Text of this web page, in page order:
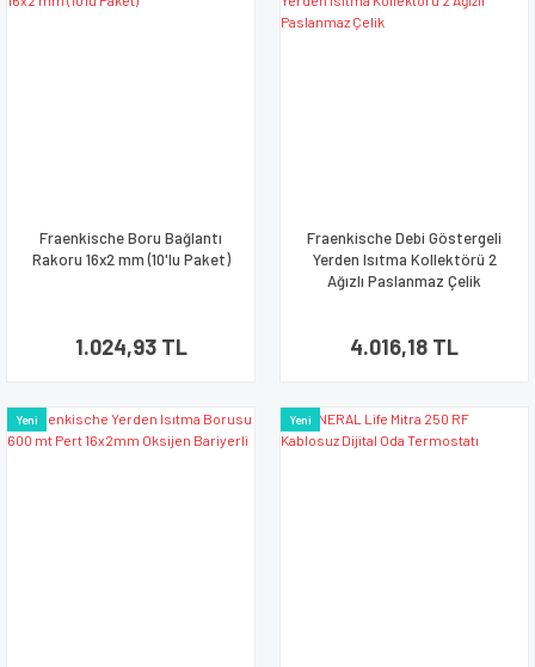
Fraenkische Boru Bağlantı
Rakoru 16x2 mm (10'lu Paket)
1.024,93 TL
Fraenkische Debi Göstergeli
Yerden Isıtma Kollektörü 2
Ağızlı Paslanmaz Çelik
4.016,18 TL
Yeni Yeni